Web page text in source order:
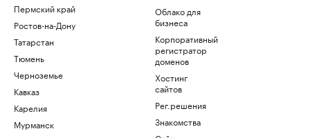
Пермский край
Ростов-на-Дону
Татарстан
Тюмень
Черноземье
Кавказ
Карелия
Мурманск
Облако для
бизнеса
Корпоративный
регистратор
доменов
Хостинг
сайтов
Рег.решения
Знакомства